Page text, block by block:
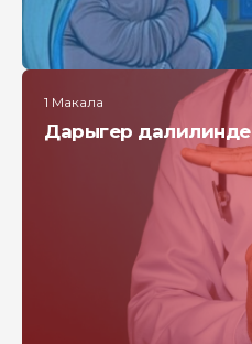
1 Макала
Дарыгер далилинде